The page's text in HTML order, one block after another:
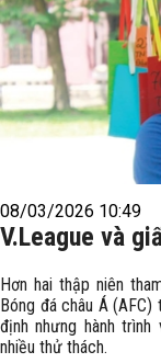
08/03/2026 10:49
V.League và
Hơn hai thập niên
Bóng đá châu Á
định nhưng hành
nhiều thử thách.